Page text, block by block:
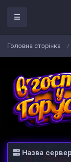
Головна сторiнка /
Назва